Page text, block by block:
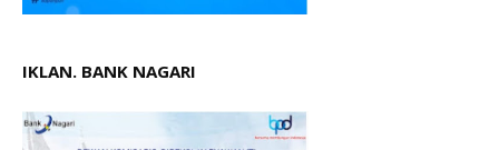
IKLAN. BANK NAGARI